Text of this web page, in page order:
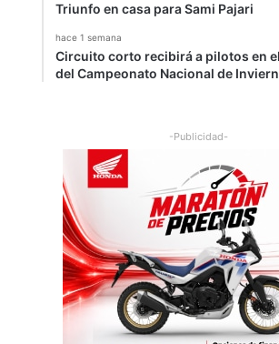
Triunfo en casa para Sami Pajari
hace 1 semana
Circuito corto recibirá a pilotos en
del Campeonato Nacional de
-Publicidad-